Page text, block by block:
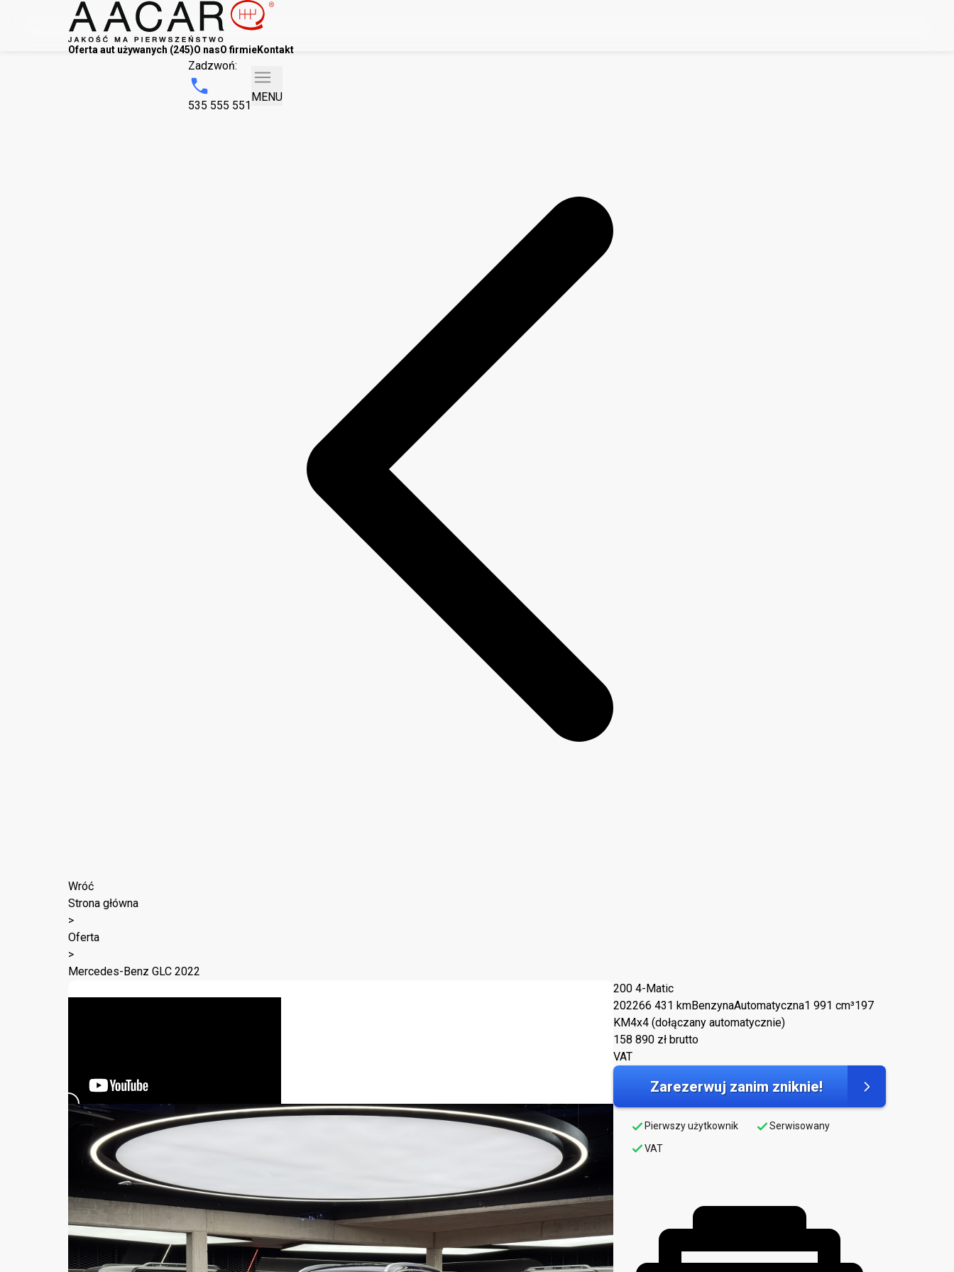
Oferta aut używanych (245)O nasO firmieKontakt
Zadzwoń:
535 555 551
MENU
Wróć
Strona główna
>
Oferta
>
Mercedes-Benz GLC 2022
200 4-Matic
202266 431 kmBenzynaAutomatyczna1 991 cm³197
KM4x4 (dołączany automatycznie)
158 890 zł brutto
VAT
Zarezerwuj zanim zniknie!
Pierwszy użytkownik
Serwisowany
VAT